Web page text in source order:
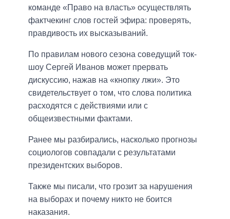
команде «Право на власть» осуществлять
фактчекинг слов гостей эфира: проверять,
правдивость их высказываний.
По правилам нового сезона соведущий ток-
шоу Сергей Иванов может прервать
дискуссию, нажав на «кнопку лжи». Это
свидетельствует о том, что слова политика
расходятся с действиями или с
общеизвестными фактами.
Ранее мы разбирались, насколько прогнозы
социологов совпадали с результатами
президентских выборов.
Также мы писали, что грозит за нарушения
на выборах и почему никто не боится
наказания.